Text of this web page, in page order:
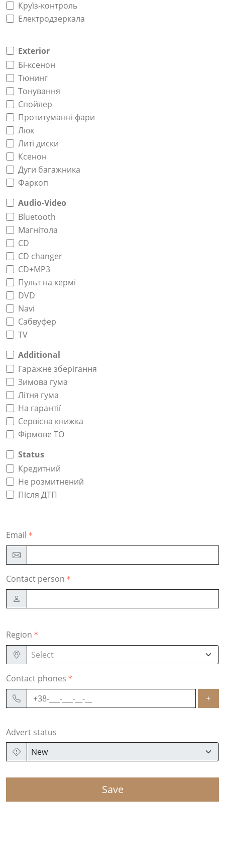
Круїз-контроль
Електродзеркала
Exterior
Бі-ксенон
Тюнинг
Тонування
Спойлер
Протитуманні фари
Люк
Литі диски
Ксенон
Дуги багажника
Фаркоп
Audio-Video
Bluetooth
Магнітола
CD
CD changer
CD+MP3
Пульт на кермі
DVD
Navi
Сабвуфер
TV
Additional
Гаражне зберігання
Зимова гума
Літня гума
На гарантії
Сервісна книжка
Фірмове ТО
Status
Кредитний
Не розмитнений
Після ДТП
Email
Contact person
Region
Select
Contact phones
Advert status
New
Save